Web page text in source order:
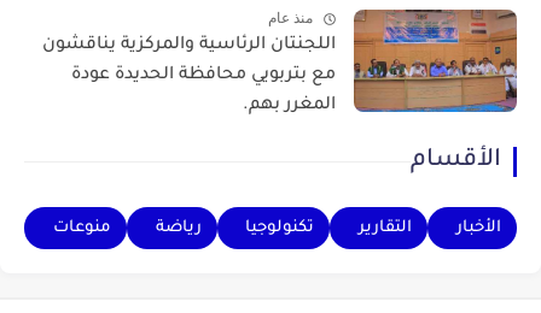
منذ عام
اللجنتان الرئاسية والمركزية يناقشون
مع بتربويي محافظة الحديدة عودة
المغرر بهم.
الأقسام
الأخبار التقارير تكنولوجيا رياضة منوعات